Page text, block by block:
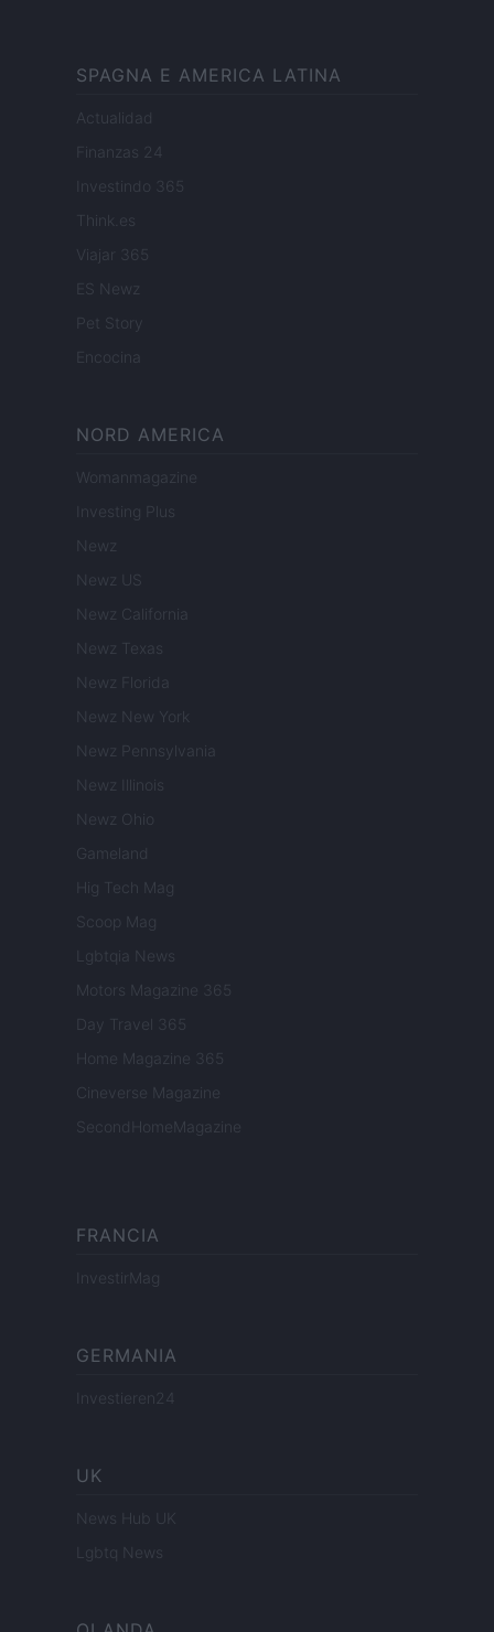
SPAGNA E AMERICA LATINA
Actualidad
Finanzas 24
Investindo 365
Think.es
Viajar 365
ES Newz
Pet Story
Encocina
NORD AMERICA
Womanmagazine
Investing Plus
Newz
Newz US
Newz California
Newz Texas
Newz Florida
Newz New York
Newz Pennsylvania
Newz Illinois
Newz Ohio
Gameland
Hig Tech Mag
Scoop Mag
Lgbtqia News
Motors Magazine 365
Day Travel 365
Home Magazine 365
Cineverse Magazine
SecondHomeMagazine
FRANCIA
InvestirMag
GERMANIA
Investieren24
UK
News Hub UK
Lgbtq News